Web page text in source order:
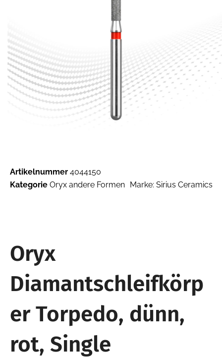
Artikelnummer 4044150
Kategorie Oryx andere Formen Marke: Sirius Ceramics
Oryx
Diamantschleifkörp
er Torpedo, dünn,
rot, Single